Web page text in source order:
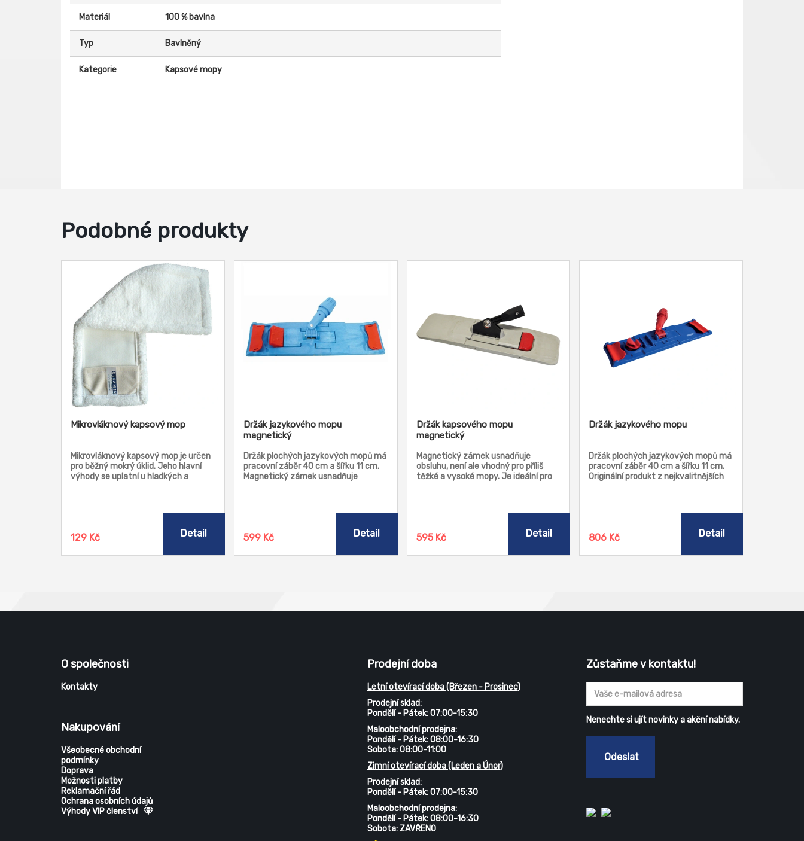
Materiál 100 % bavlna
Typ Bavlněný
Kategorie Kapsové mopy
Podobné produkty
Mikrovláknový kapsový mop
Mikrovláknový kapsový mop je určen
pro běžný mokrý úklid. Jeho hlavní
výhody se uplatní u hladkých a
129 Kč Detail
Držák jazykového mopu
magnetický
Držák plochých jazykových mopů má
pracovní záběr 40 cm a šířku 11 cm.
Magnetický zámek usnadňuje
599 Kč Detail
Držák kapsového mopu
magnetický
Magnetický zámek usnadňuje
obsluhu, není ale vhodný pro příliš
těžké a vysoké mopy. Je ideální pro
595 Kč Detail
Držák jazykového mopu
Držák plochých jazykových mopů má
pracovní záběr 40 cm a šířku 11 cm.
Originální produkt z nejkvalitnějších
806 Kč Detail
O společnosti
Kontakty
Nakupování
Všeobecné obchodní
podmínky
Doprava
Možnosti platby
Reklamační řád
Ochrana osobních údajů
Výhody VIP členství
Prodejní doba
Letní otevírací doba (Březen - Prosinec)
Prodejní sklad:
Pondělí - Pátek: 07:00-15:30
Maloobchodní prodejna:
Pondělí - Pátek: 08:00-16:30
Sobota: 08:00-11:00
Zimní otevírací doba (Leden a Únor)
Prodejní sklad:
Pondělí - Pátek: 07:00-15:30
Maloobchodní prodejna:
Pondělí - Pátek: 08:00-16:30
Sobota: ZAVŘENO
Zůstaňme v kontaktu!
Nenechte si ujít novinky a akční nabídky.
Odeslat